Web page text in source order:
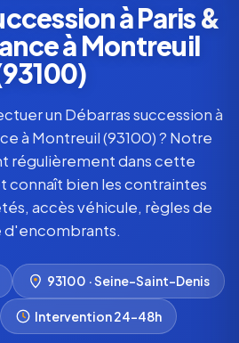
à Paris &
à Montreuil
un Débarras succession à
à Montreuil (93100) ? Notre
régulièrement dans cette
connaît bien les contraintes
accès véhicule, règles de
d'encombrants.
93100 · Seine-Saint-Denis
Intervention 24-48h